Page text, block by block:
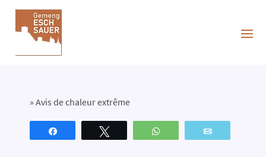
» Avis de chaleur extrême
WhatsApp